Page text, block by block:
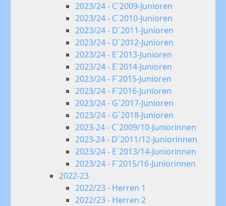
2023/24 - C`2009-Junioren
2023/24 - C`2010-Junioren
2023/24 - D`2011-Junioren
2023/24 - D`2012-Junioren
2023/24 - E`2013-Junioren
2023/24 - E`2014-Junioren
2023/24 - F`2015-Junioren
2023/24 - F`2016-Junioren
2023/24 - G`2017-Junioren
2023/24 - G`2018-Junioren
2023-24 - C`2009/10-Juniorinnen
2023-24 - D`2011/12-Juniorinnen
2023/24 - E`2013/14-Juniorinnen
2023/24 - F`2015/16-Juniorinnen
2022-23
2022/23 - Herren 1
2022/23 - Herren 2